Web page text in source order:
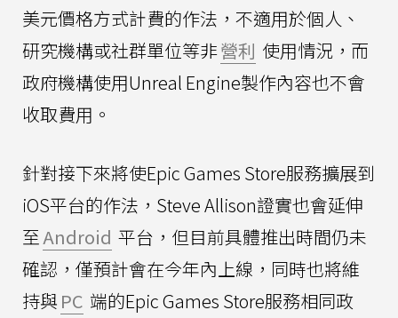
美元價格方式計費的作法，不適用於個人、
研究機構或社群單位等非營利 使用情況，而
政府機構使用Unreal Engine製作內容也不會
收取費用。
針對接下來將使Epic Games Store服務擴展到
iOS平台的作法，Steve Allison證實也會延伸
至Android 平台，但目前具體推出時間仍未
確認，僅預計會在今年內上線，同時也將維
持與 PC 端的Epic Games Store服務相同政